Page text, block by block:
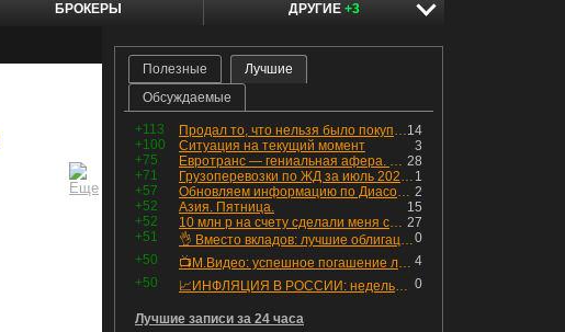
БРОКЕРЫ ДРУГИЕ +3
Полезные
Лучшие
Обсуждаемые
+113 14
Продал то, что нельзя было покупать. Изменения в портфеле
+100
3
Ситуация на текущий момент
+75
28
Евротранс — гениальная афера. Собрал с инвесторов денег, выплатил дивидендов больше текущей капитализации и ушёл в дефолт
+71
1
Грузоперевозки по ЖД за июль 2026 г. — четвёртый месяц подряд роста, чёрные металлы на уровне прошлого года, а каменный уголь в плюсе.
+57
2
Обновляем информацию по Диасофту: дивиденды и выкуп
+52
15
Азия. Пятница.
+52
27
10 млн р на счету сделали меня счастливым? Ожидание vs Реальность!
+51
0
👌 Вместо вкладов: лучшие облигации — только супер надёжные
+50
4
📺М.Видео: успешное погашение любимого флоатера
+50
0
📈ИНФЛЯЦИЯ В РОССИИ: недельная дефляция, но в годовом выражении рост 😢
Лучшие записи за 24 часа